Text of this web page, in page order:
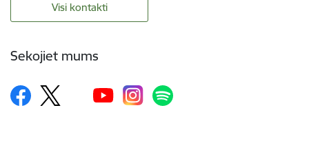
Visi kontakti
Sekojiet mums